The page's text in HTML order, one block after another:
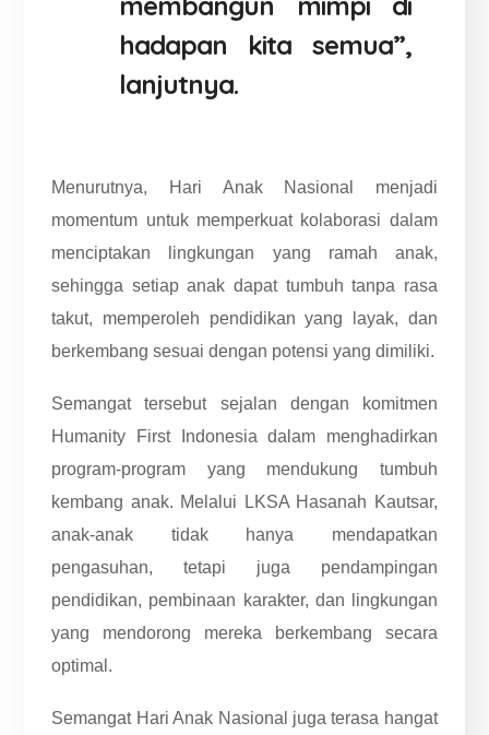
hadapan kita semua”,
lanjutnya.
Menurutnya, Hari Anak Nasional menjadi
momentum untuk memperkuat kolaborasi dalam
menciptakan lingkungan yang ramah anak,
sehingga setiap anak dapat tumbuh tanpa rasa
takut, memperoleh pendidikan yang layak, dan
berkembang sesuai dengan potensi yang dimiliki.
Semangat tersebut sejalan dengan komitmen
Humanity First Indonesia dalam menghadirkan
program-program yang mendukung tumbuh
kembang anak. Melalui LKSA Hasanah Kautsar,
anak-anak tidak hanya mendapatkan
pengasuhan, tetapi juga pendampingan
pendidikan, pembinaan karakter, dan lingkungan
yang mendorong mereka berkembang secara
optimal.
Semangat Hari Anak Nasional juga terasa hangat